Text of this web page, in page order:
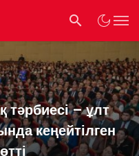
– ұлт
кеңейтілген